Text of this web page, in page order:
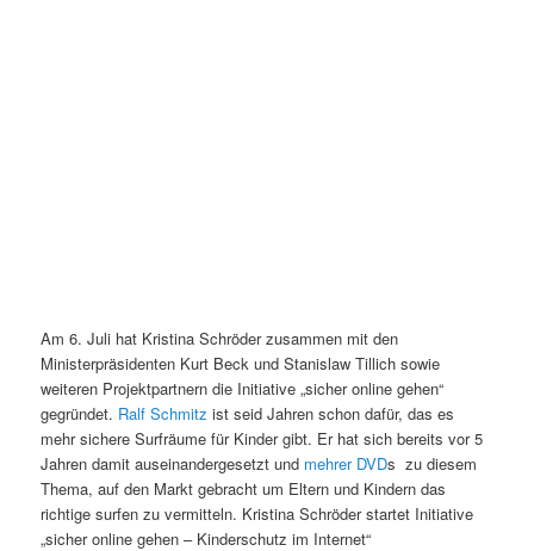
Am 6. Juli hat Kristina Schröder zusammen mit den
Ministerpräsidenten Kurt Beck und Stanislaw Tillich sowie
weiteren Projektpartnern die Initiative „sicher online gehen“
gegründet. Ralf Schmitz ist seid Jahren schon dafür, das es
mehr sichere Surfräume für Kinder gibt. Er hat sich bereits vor 5
Jahren damit auseinandergesetzt und mehrer DVDs zu diesem
Thema, auf den Markt gebracht um Eltern und Kindern das
richtige surfen zu vermitteln. Kristina Schröder startet Initiative
„sicher online gehen – Kinderschutz im Internet“